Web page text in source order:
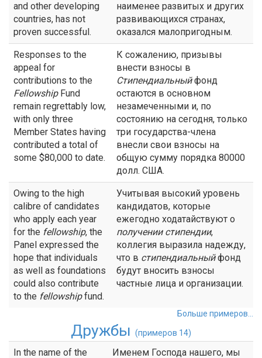
and other developing
countries, has not
proven successful.
наименее развитых и других
развивающихся странах,
оказался малопригодным.
Responses to the
appeal for
contributions to the
FellowshipFund
remain regrettably low,
with only three
Member States having
contributed a total of
some $80,000 to date.
К сожалению, призывы
внести взносы в
Стипендиальныйфонд
остаются в основном
незамеченными и, по
состоянию на сегодня, только
три государства-члена
внесли свои взносы на
общую сумму порядка 80000
долл. США.
Owing to the high
calibre of candidates
who apply each year
for the fellowship, the
Panel expressed the
hope that individuals
as well as foundations
could also contribute
to the fellowshipfund.
Учитывая высокий уровень
кандидатов, которые
ежегодно ходатайствуют о
получении стипендии,
коллегия выразила надежду,
что в стипендиальныйфонд
будут вносить взносы
частные лица и организации.
Больше примеров...
Дружбы (примеров 14)
In the name of the
Именем Господа нашего, мы